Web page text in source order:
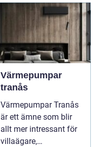
Värmepumpar
tranås
Värmepumpar Tranås
är ett ämne som blir
allt mer intressant för
villaägare,